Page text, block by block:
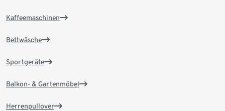
Kaffeemaschinen
Bettwäsche
Sportgeräte
Balkon- & Gartenmöbel
Herrenpullover